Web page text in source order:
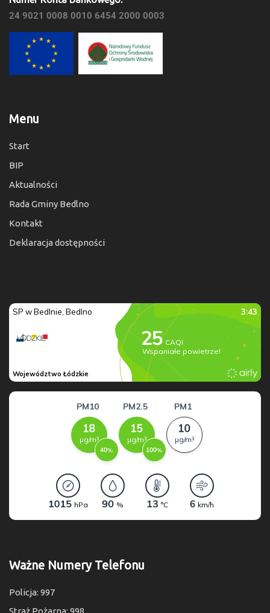
24 9021 0008 0010 6454 2000 0003
Menu
Start
BIP
Aktualności
Rada Gminy Bedlno
Kontakt
Deklaracja dostępności
Ważne Numery Telefonu
Policja: 997
Straż Pożarna: 998